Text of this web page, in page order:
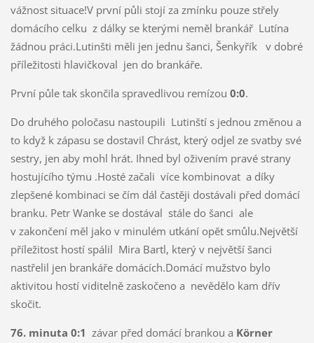
vážnost situace!V první půli stojí za zmínku pouze střely
domácího celku z dálky se kterými neměl brankář Lutína
žádnou práci.Lutinšti měli jen jednu šanci, Šenkyřík v dobré
příležitosti hlavičkoval jen do brankáře.
První půle tak skončila spravedlivou remízou 0:0.
Do druhého poločasu nastoupili Lutinští s jednou změnou a
to když k zápasu se dostavil Chrást, který odjel ze svatby své
sestry, jen aby mohl hrát. Ihned byl oživením pravé strany
hostujícího týmu .Hosté začali více kombinovat a díky
zlepšené kombinaci se čím dál častěji dostávali před domácí
branku. Petr Wanke se dostával stále do šanci ale
v zakončení měl jako v minulém utkání opět smůlu.Největší
příležitost hostí spálil Mira Bartl, který v největší šanci
nastřelil jen brankáře domácích.Domácí mužstvo bylo
aktivitou hostí viditelně zaskočeno a nevědělo kam dřív
skočit.
76. minuta 0:1 závar před domácí brankou a Körner